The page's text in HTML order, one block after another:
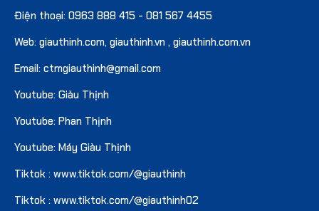
Điện thoại: 0963 888 415 - 081 567 4455
Web: giauthinh.com, giauthinh.vn , giauthinh.com.vn
Email: ctmgiauthinh@gmail.com
Youtube: Giàu Thịnh
Youtube: Phan Thịnh
Youtube: Máy Giàu Thịnh
Tiktok : www.tiktok.com/@giauthinh
Tiktok : www.tiktok.com/@giauthinh02